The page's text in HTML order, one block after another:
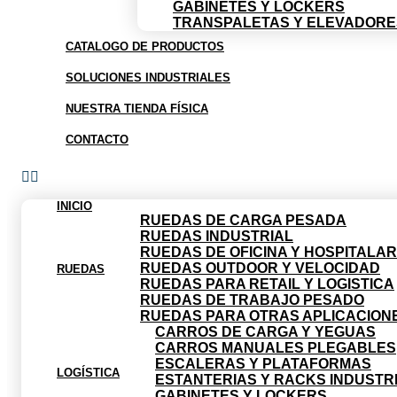
GABINETES Y LOCKERS
TRANSPALETAS Y
CATALOGO DE PRODUCTOS
SOLUCIONES INDUSTRIALES
NUESTRA TIENDA FÍSICA
CONTACTO
INICIO
RUEDAS
RUEDAS DE CARGA PESADA
RUEDAS INDUSTRIAL
RUEDAS DE OFICINA Y
RUEDAS OUTDOOR Y VELOCIDAD
RUEDAS PARA RETAIL Y LOGISTICA
RUEDAS DE TRABAJO PESADO
RUEDAS PARA OTRAS
LOGÍSTICA
CARROS DE CARGA Y YEGUAS
CARROS MANUALES PLEGABLES
ESCALERAS Y PLATAFORMAS
ESTANTERIAS Y RACKS